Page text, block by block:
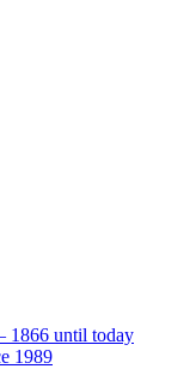
1866 until today
1989